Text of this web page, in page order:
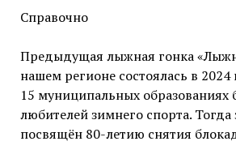
Справочно
Предыдущая лыжная гонка
нашем регионе состоялась в 2024
15 муниципальных образованиях
любителей зимнего спорта. Тогда
посвящён 80-летию снятия